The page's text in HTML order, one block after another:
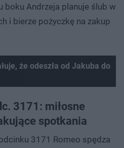
boku Andrzeja planuje ślub w
i bierze pożyczkę na zakup
że odeszła od Jakuba do
3171: miłosne
spotkania
3171 Romeo spędza